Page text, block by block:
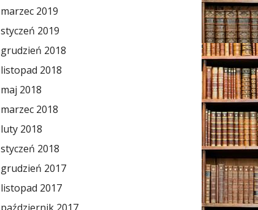
marzec 2019
styczeń 2019
grudzień 2018
listopad 2018
maj 2018
marzec 2018
luty 2018
styczeń 2018
grudzień 2017
listopad 2017